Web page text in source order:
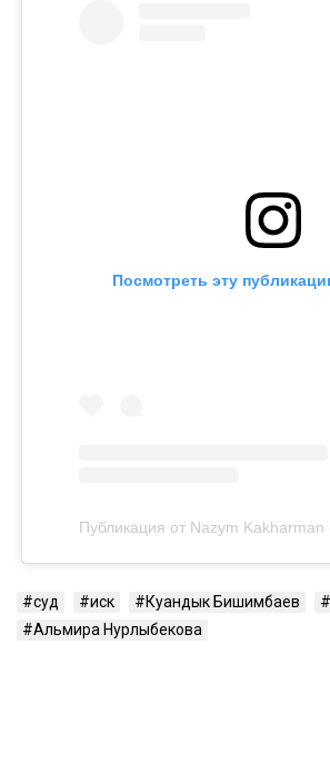
Посмотреть эту
суд иск Куандык Бишимбаев
Альмира Нурлыбекова